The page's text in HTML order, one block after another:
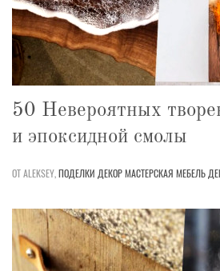
50 Невероятных
и эпоксидной смолы
ОТ ALEKSEY,ПОДЕЛКИ ДЕКОРМАСТЕРСКАЯ МЕБЕЛЬ